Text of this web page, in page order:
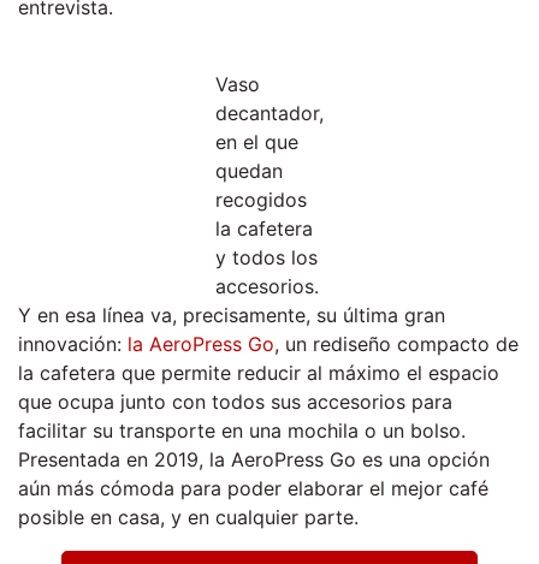
entrevista.
Vaso
decantador,
en el que
quedan
recogidos
la cafetera
y todos los
accesorios.
Y en esa línea va, precisamente, su última gran
innovación: la AeroPress Go, un rediseño compacto de
la cafetera que permite reducir al máximo el espacio
que ocupa junto con todos sus accesorios para
facilitar su transporte en una mochila o un bolso.
Presentada en 2019, la AeroPress Go es una opción
aún más cómoda para poder elaborar el mejor café
posible en casa, y en cualquier parte.